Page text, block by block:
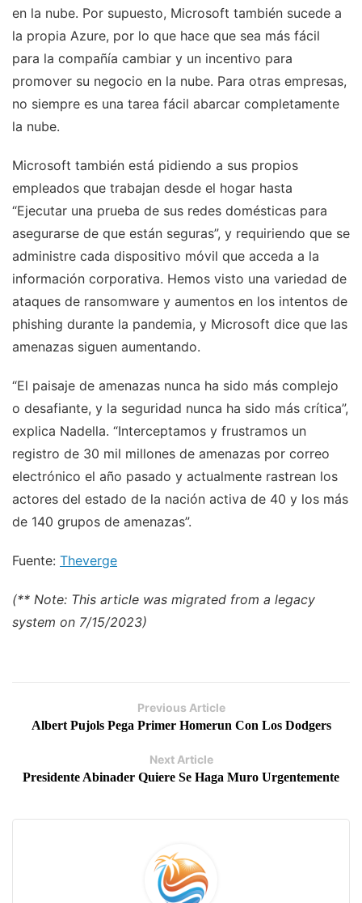
en la nube. Por supuesto, Microsoft también sucede a
la propia Azure, por lo que hace que sea más fácil
para la compañía cambiar y un incentivo para
promover su negocio en la nube. Para otras empresas,
no siempre es una tarea fácil abarcar completamente
la nube.
Microsoft también está pidiendo a sus propios
empleados que trabajan desde el hogar hasta
“Ejecutar una prueba de sus redes domésticas para
asegurarse de que están seguras”, y requiriendo que se
administre cada dispositivo móvil que acceda a la
información corporativa. Hemos visto una variedad de
ataques de ransomware y aumentos en los intentos de
phishing durante la pandemia, y Microsoft dice que las
amenazas siguen aumentando.
“El paisaje de amenazas nunca ha sido más complejo
o desafiante, y la seguridad nunca ha sido más crítica”,
explica Nadella. “Interceptamos y frustramos un
registro de 30 mil millones de amenazas por correo
electrónico el año pasado y actualmente rastrean los
actores del estado de la nación activa de 40 y los más
de 140 grupos de amenazas”.
Fuente: Theverge
(** Note: This article was migrated from a legacy
system on 7/15/2023)
Previous Article
Albert Pujols Pega Primer Homerun Con Los Dodgers
Next Article
Presidente Abinader Quiere Se Haga Muro Urgentemente